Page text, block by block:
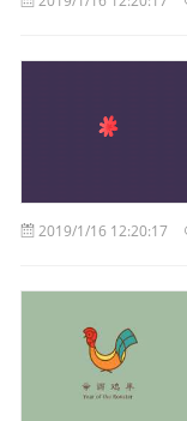
2019/1/16 12:20:17